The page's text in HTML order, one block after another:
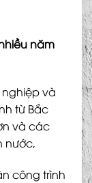
năm
nghiệp và
từ Bắc
và các
nước,
công trình